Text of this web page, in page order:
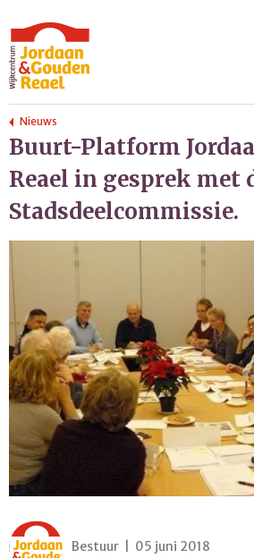
Nieuws
Buurt-Platform
Reael in gesprek met
Stadsdeelcommissie.
Bestuur | 05 juni 2018